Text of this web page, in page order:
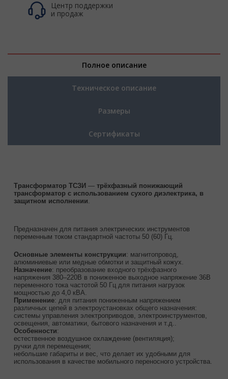
Центр поддержки
и продаж
Полное описание
Техническое описание
Размеры
Сертификаты
Трансформатор ТСЗИ — трёхфазный понижающий
трансформатор с использованием сухого диэлектрика, в
защитном исполнении.
Предназначен для питания электрических инструментов
переменным током стандартной частоты 50 (60) Гц.
Основные элементы конструкции: магнитопровод,
алюминиевые или медные обмотки и защитный кожух.
Назначение: преобразование входного трёхфазного
напряжения 380–220В в пониженное выходное напряжение 36В
переменного тока частотой 50 Гц для питания нагрузок
мощностью до 4,0 кВА.
Применение: для питания пониженным напряжением
различных цепей в электроустановках общего назначения:
системы управления электроприводов, электроинструментов,
освещения, автоматики, бытового назначения и т.д..
Особенности:
естественное воздушное охлаждение (вентиляция);
ручки для перемещения;
небольшие габариты и вес, что делает их удобными для
использования в качестве мобильного переносного устройства.